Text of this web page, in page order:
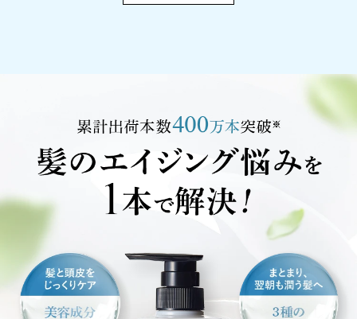
ゃべり。楽しい風景には紅茶がありました。テ
を再現した香りです。
慌ただしい日常の中、もやもやとした気持ちが
てください。大切な人との、素敵なひとときに
連れて行ってくれます。新しい夏の香りを楽し